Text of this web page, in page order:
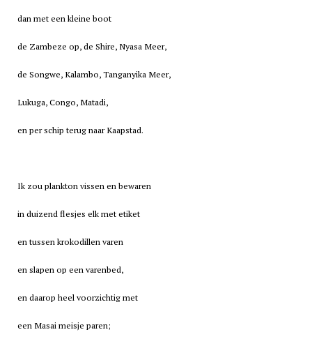
dan met een kleine boot
de Zambeze op, de Shire, Nyasa Meer,
de Songwe, Kalambo, Tanganyika Meer,
Lukuga, Congo, Matadi,
en per schip terug naar Kaapstad.
Ik zou plankton vissen en bewaren
in duizend flesjes elk met etiket
en tussen krokodillen varen
en slapen op een varenbed,
en daarop heel voorzichtig met
een Masai meisje paren;